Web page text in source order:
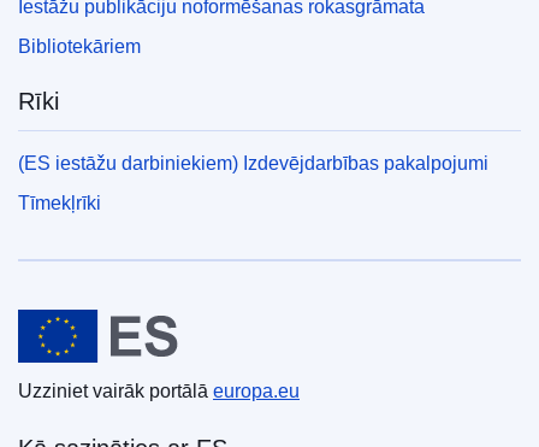
Iestāžu publikāciju noformēšanas rokasgrāmata
Bibliotekāriem
Rīki
(ES iestāžu darbiniekiem) Izdevējdarbības pakalpojumi
Tīmekļrīki
Eiropas Savienība
Uzziniet vairāk portālā europa.eu